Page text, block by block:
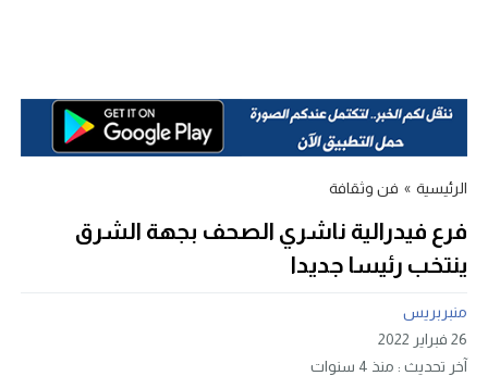
الرئيسية » فن وثقافة
فرع فيدرالية ناشري الصحف بجهة الشرق
ينتخب رئيسا جديدا
منبربريس
26 فبراير 2022
آخر تحديث : منذ 4 سنوات